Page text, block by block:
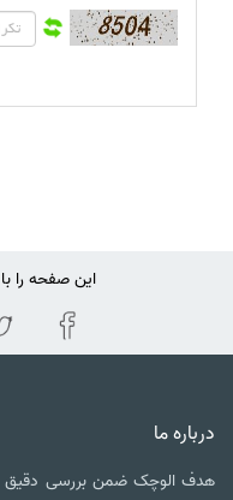
این صفحه را
درباره ما
هدف الوچک ضمن بررسی دقیق و